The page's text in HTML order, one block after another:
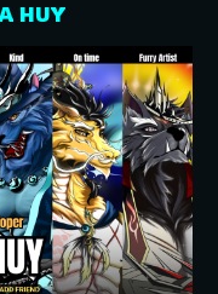
HUY